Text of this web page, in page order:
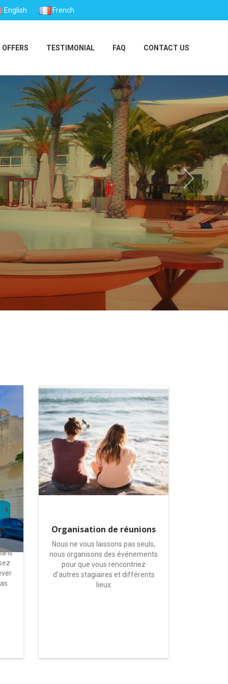
English French
OFFERS TESTIMONIAL FAQ CONTACT US
Organisation de réunions
Nous ne vous laissons pas seuls,
nous organisons des événements
pour que vous rencontriez
d’autres stagiaires et différents
lieux